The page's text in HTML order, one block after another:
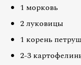
1 морковь
2 луковицы
1 корень
2-3